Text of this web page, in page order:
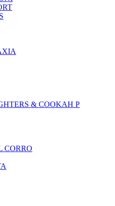
& COOKAH P
CORRO